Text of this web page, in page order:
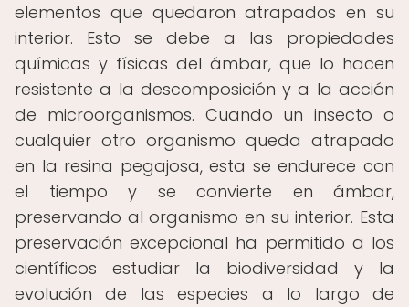
elementos que quedaron atrapados en su
interior. Esto se debe a las propiedades
químicas y físicas del ámbar, que lo hacen
resistente a la descomposición y a la acción
de microorganismos. Cuando un insecto o
cualquier otro organismo queda atrapado
en la resina pegajosa, esta se endurece con
el tiempo y se convierte en ámbar,
preservando al organismo en su interior. Esta
preservación excepcional ha permitido a los
científicos estudiar la biodiversidad y la
evolución de las especies a lo largo de